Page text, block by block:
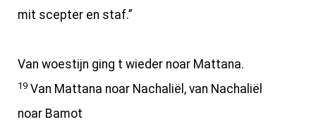
mit scepter en staf.”
Van woestijn ging t wieder noar Mattana.
19 Van Mattana noar Nachaliël, van Nachaliël
noar Bamot